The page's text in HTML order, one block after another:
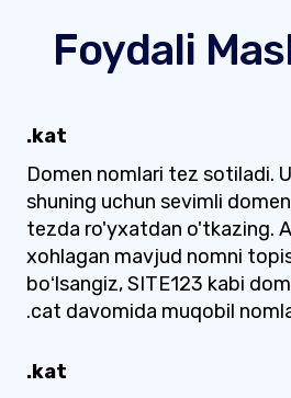
Foydali
.kat
Domen nomlari tez sotiladi.
shuning uchun sevimli
tezda ro'yxatdan o'tkazing.
xohlagan mavjud nomni
boʻlsangiz, SITE123 kabi
.cat davomida muqobil
.kat